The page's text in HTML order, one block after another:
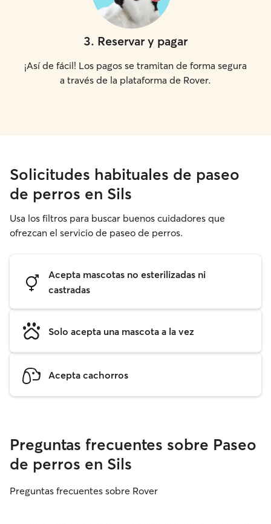
3. Reservar y pagar
¡Así de fácil! Los pagos se tramitan de forma segura
a través de la plataforma de Rover.
Solicitudes habituales de paseo
de perros en Sils
Usa los filtros para buscar buenos cuidadores que
ofrezcan el servicio de paseo de perros.
Acepta mascotas no esterilizadas ni
castradas
Solo acepta una mascota a la vez
Acepta cachorros
Preguntas frecuentes sobre Paseo
de perros en Sils
Preguntas frecuentes sobre Rover